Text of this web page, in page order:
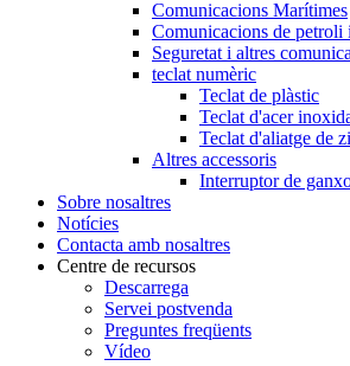
Comunicacions Marítimes
Comunicacions de petroli
Seguretat i altres
teclat numèric
Teclat de plàstic
Teclat d'acer
Teclat d'aliatge de
Altres accessoris
Interruptor de
Sobre nosaltres
Notícies
Contacta amb nosaltres
Centre de recursos
Descarrega
Servei postvenda
Preguntes freqüents
Vídeo